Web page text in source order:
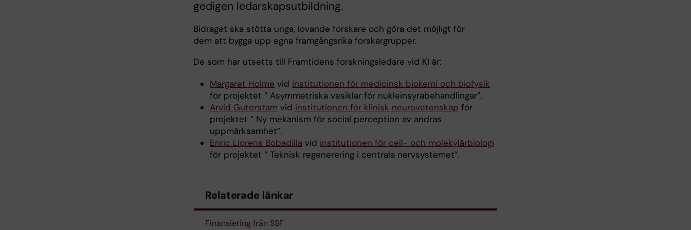
gedigen ledarskapsutbildning.
Bidraget ska stötta unga, lovande forskare och göra det möjligt för
dem att bygga upp egna framgångsrika forskargrupper.
De som har utsetts till Framtidens forskningsledare vid KI är:
Margaret Holme vid institutionen för medicinsk biokemi och biofysik
för projektet ” Asymmetriska vesiklar för nukleinsyrabehandlingar”.
Arvid Guterstam vid institutionen för klinisk neurovetenskap för
projektet ” Ny mekanism för social perception av andras
uppmärksamhet”.
Enric Llorens Bobadilla vid institutionen för cell- och molekylärbiologi
för projektet ” Teknisk regenerering i centrala nervsystemet”.
Relaterade länkar
Finansiering från SSF